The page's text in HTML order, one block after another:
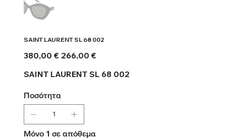
SAINT LAURENT SL 68 002
Αρχική
τιμή
380,00 € Τιμή
έκπτωσης
266,00 €
SAINT LAURENT SL 68 002
Ποσότητα
Μόνο 1 σε απόθεμα